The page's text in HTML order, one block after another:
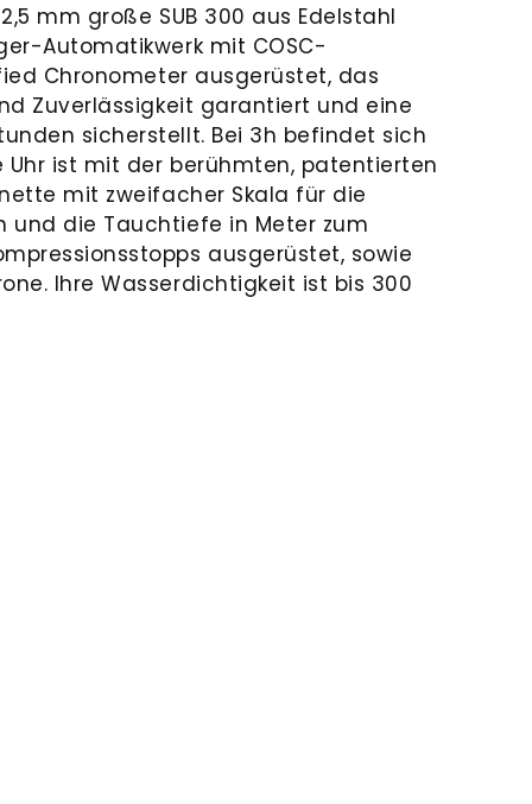
mm große SUB 300 aus Edelstahl
Automatikwerk mit COSC-
Chronometer ausgerüstet, das
Zuverlässigkeit garantiert und eine
sicherstellt. Bei 3h befindet sich
Uhr ist mit der berühmten, patentierten
mit zweifacher Skala für die
und die Tauchtiefe in Meter zum
ausgerüstet, sowie
Ihre Wasserdichtigkeit ist bis 300